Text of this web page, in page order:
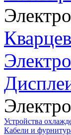
Устройства
Кабели и